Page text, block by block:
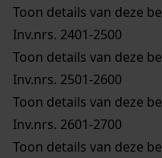
Toon details van deze
Inv.nrs. 2401-2500
Toon details van deze
Inv.nrs. 2501-2600
Toon details van deze
Inv.nrs. 2601-2700
Toon details van deze